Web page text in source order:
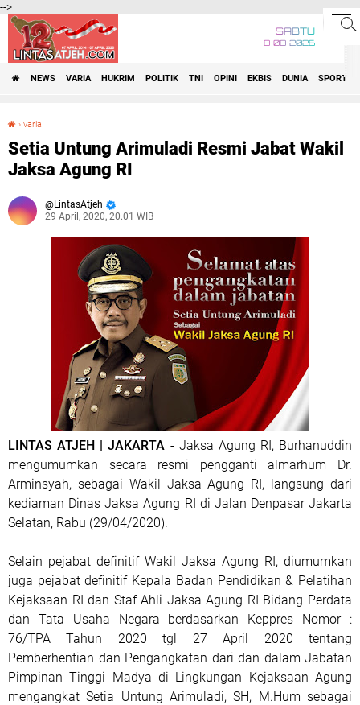
-->
SABTU
8•08•2026
NEWS VARIA HUKRIM POLITIK TNI OPINI EKBIS DUNIA SPORT
› varia
Setia Untung Arimuladi Resmi Jabat Wakil
Jaksa Agung RI
LintasAtjeh
29 April, 2020, 20.01 WIB
LINTAS ATJEH | JAKARTA - Jaksa Agung RI, Burhanuddin
mengumumkan secara resmi pengganti almarhum Dr.
Arminsyah, sebagai Wakil Jaksa Agung RI, langsung dari
kediaman Dinas Jaksa Agung RI di Jalan Denpasar Jakarta
Selatan, Rabu (29/04/2020).
Selain pejabat definitif Wakil Jaksa Agung RI, diumumkan
juga pejabat definitif Kepala Badan Pendidikan & Pelatihan
Kejaksaan RI dan Staf Ahli Jaksa Agung RI Bidang Perdata
dan Tata Usaha Negara berdasarkan Keppres Nomor :
76/TPA Tahun 2020 tgl 27 April 2020 tentang
Pemberhentian dan Pengangkatan dari dan dalam Jabatan
Pimpinan Tinggi Madya di Lingkungan Kejaksaan Agung
mengangkat Setia Untung Arimuladi, SH, M.Hum sebagai